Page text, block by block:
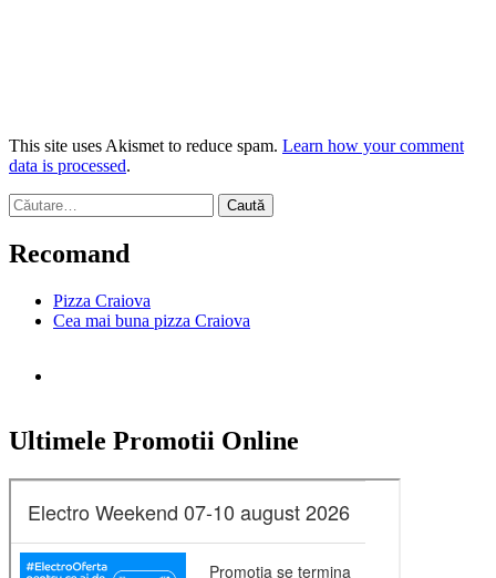
This site uses Akismet to reduce spam. Learn how your comment
data is processed.
Caută
după:
Recomand
Pizza Craiova
Cea mai buna pizza Craiova
Ultimele Promotii Online